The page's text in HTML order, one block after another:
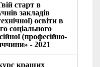
старт в
закладів
освіти в
соціального
(професійно-
- 2021
кращих